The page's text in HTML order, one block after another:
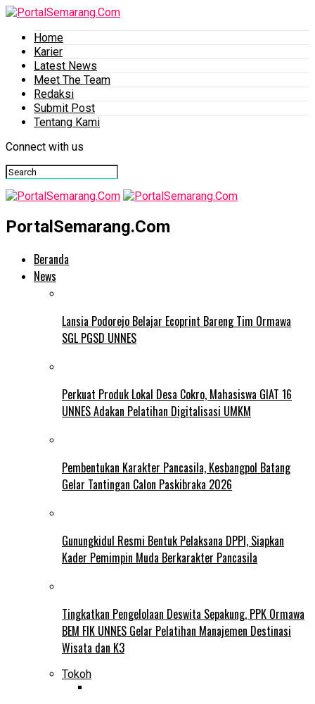
Home
Karier
Latest News
Meet The Team
Redaksi
Submit Post
Tentang Kami
Connect with us
PortalSemarang.Com
Beranda
News
Lansia Podorejo Belajar Ecoprint Bareng Tim Ormawa
SGL PGSD UNNES
Perkuat Produk Lokal Desa Cokro, Mahasiswa GIAT 16
UNNES Adakan Pelatihan Digitalisasi UMKM
Pembentukan Karakter Pancasila, Kesbangpol Batang
Gelar Tantingan Calon Paskibraka 2026
Gunungkidul Resmi Bentuk Pelaksana DPPI, Siapkan
Kader Pemimpin Muda Berkarakter Pancasila
Tingkatkan Pengelolaan Deswita Sepakung, PPK Ormawa
BEM FIK UNNES Gelar Pelatihan Manajemen Destinasi
Wisata dan K3
Tokoh